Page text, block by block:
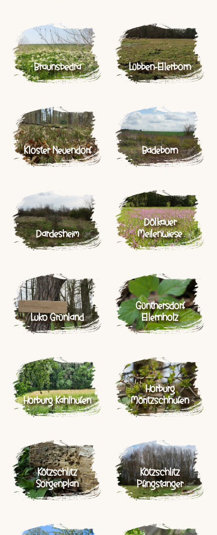
Braunsbedra Lübben-Ellerborn
Kloster Neuendorf Badeborn
Dardesheim
Dölkauer
Meilenwiese
Luko Grünland
Günthersdorf
Ellernholz
Horburg Kahlhufen
Horburg
Möritzschhufen
Kötzschlitz
Sorgenplan
Kötzschlitz
Pfingstanger